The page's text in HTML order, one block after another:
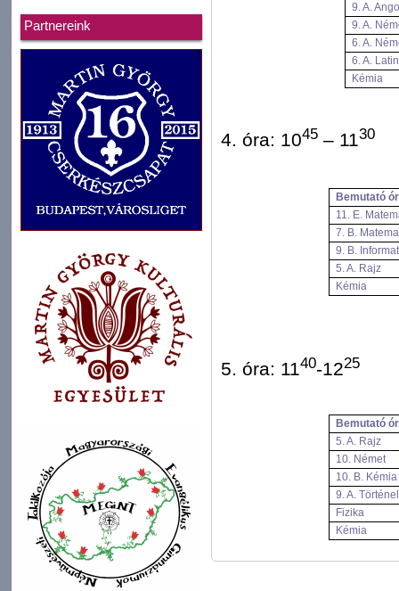
Partnereink
9. A.
9. A.
6. A.
6. A. Latin
Kémia
4. óra: 1045 – 1130
Bemutató
11. E.
7. B.
9. B.
5. A. Rajz
Kémia
5. óra: 1140-1225
Bemutató
5. A. Rajz
10. Német
10. B. Kémia
9. A.
Fizika
Kémia